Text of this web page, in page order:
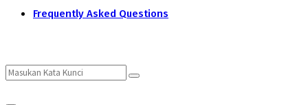
Frequently Asked Questions
Search
Search